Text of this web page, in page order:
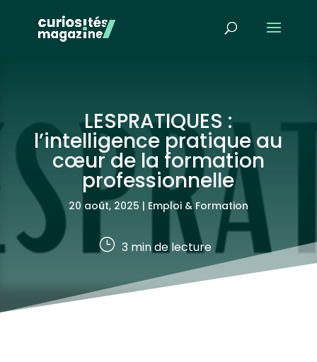
LESPRATIQUES :
l’intelligence pratique au
cœur de la formation
professionnelle
20 août, 2025 | Emploi & Formation
} 3min de lecture